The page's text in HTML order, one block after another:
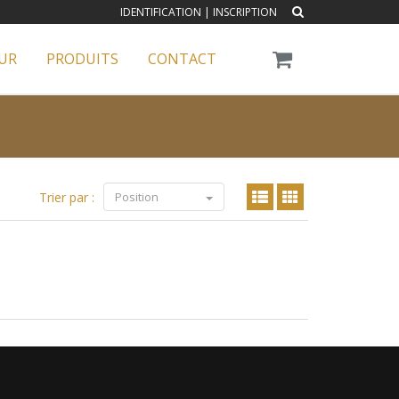
IDENTIFICATION | INSCRIPTION
PRODUITS CONTACT
Trier par : Position